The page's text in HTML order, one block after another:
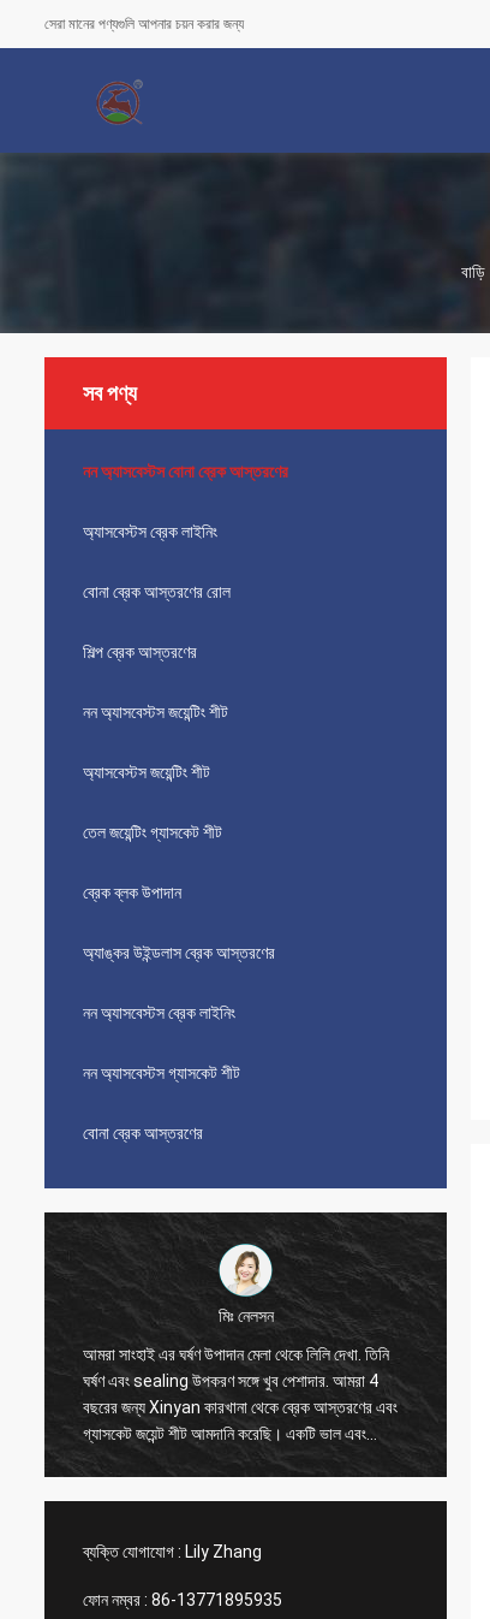
সেরা মানের পণ্যগুলি আপনার চয়ন করার জন্য
বাড়ি
সব পণ্য
নন অ্যাসবেস্টস বোনা ব্রেক আস্তরণের
অ্যাসবেস্টস ব্রেক লাইনিং
বোনা ব্রেক আস্তরণের রোল
শিল্প ব্রেক আস্তরণের
নন অ্যাসবেস্টস জয়েন্টিং শীট
অ্যাসবেস্টস জয়েন্টিং শীট
তেল জয়েন্টিং গ্যাসকেট শীট
ব্রেক ব্লক উপাদান
অ্যাঙ্কর উইন্ডলাস ব্রেক আস্তরণের
নন অ্যাসবেস্টস ব্রেক লাইনিং
নন অ্যাসবেস্টস গ্যাসকেট শীট
বোনা ব্রেক আস্তরণের
মিঃ নেলসন
আমরা সাংহাই এর ঘর্ষণ উপাদান মেলা থেকে লিলি দেখা. তিনি
ঘর্ষণ এবং sealing উপকরণ সঙ্গে খুব পেশাদার. আমরা 4
বছরের জন্য Xinyan কারখানা থেকে ব্রেক আস্তরণের এবং
গ্যাসকেট জয়েন্ট শীট আমদানি করেছি। একটি ভাল এবং
আনন্দদায়ক সহযোগিতা সব সময়. অত্যন্ত সৎ সরবরাহকারী,
ব্যক্তি যোগাযোগ : Lily Zhang
ফোন নম্বর : 86-13771895935